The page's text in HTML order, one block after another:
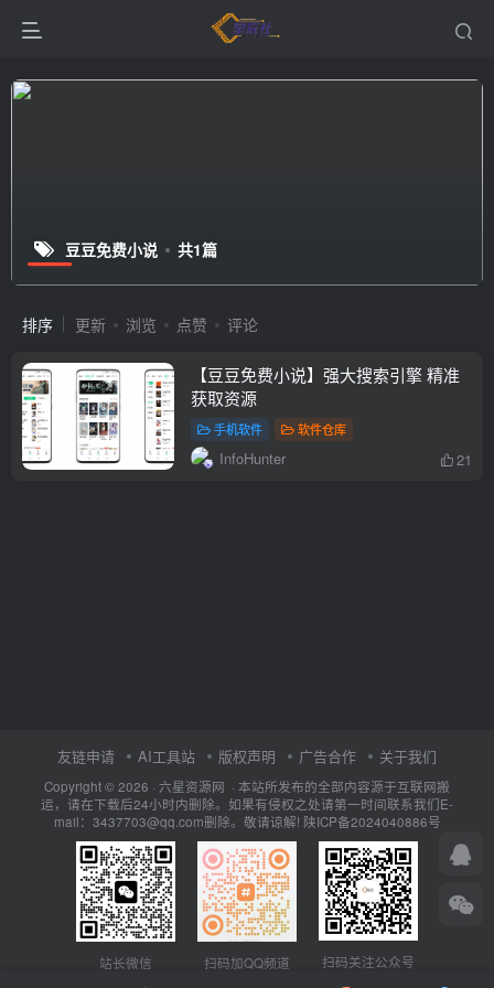
豆豆免费小说 共1篇
排序 更新 浏览 点赞 评论
【豆豆免费小说】强大搜索引擎 精准
获取资源
手机软件 软件仓库
InfoHunter 21
友链申请 AI工具站 版权声明 广告合作 关于我们
Copyright © 2026 · 六星资源网 · 本站所发布的全部内容源于互联网搬
运，请在下载后24小时内删除。如果有侵权之处请第一时间联系我们E-
mail：3437703@qq.com删除。敬请谅解! 陕ICP备2024040886号
站长微信 扫码加QQ频道 扫码关注公众号